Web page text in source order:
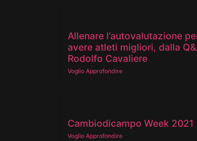
Allenare l’autovalutazione
avere atleti migliori, dalla
Rodolfo Cavaliere
Voglio Approfondire
Cambiodicampo Week 2021
Voglio Approfondire